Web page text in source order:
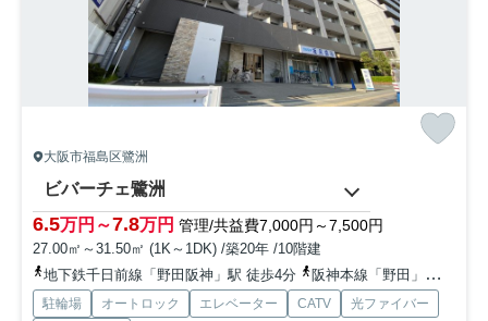
大阪市福島区鷺洲
ビバーチェ鷺洲
6.5万円～7.8万円 管理/共益費7,000円～7,500円
27.00㎡～31.50㎡ (1K～1DK) /築20年 /10階建
地下鉄千日前線「野田阪神」駅 徒歩4分
阪神本線「野田」駅 徒歩3分
駐輪場 オートロック エレベーター CATV
光ファイバー